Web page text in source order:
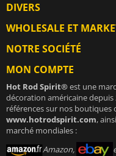
DIVERS
WHOLESALE ET
NOTRE SOCIÉTÉ
MON COMPTE
Hot Rod Spirit®est une
décoration américaine
références sur nos boutiques
www.hotrodspirit.com,
marché mondiales :
Amazon,